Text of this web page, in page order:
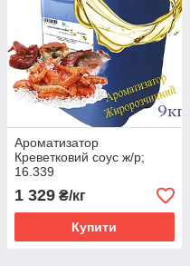
Ароматизатор
Креветковий соус ж/р;
16.339
1 329 ₴/кг
Купити